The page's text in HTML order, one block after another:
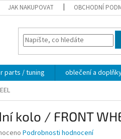
JAK NAKUPOVAT OBCHODNÍ
parts / tuning oblečení a
kolo / FRONT
Podrobnosti hodnocení